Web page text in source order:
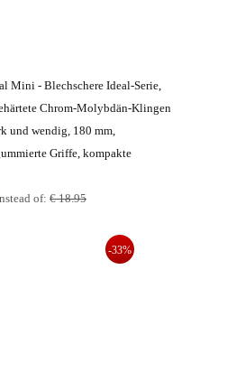
Mini - Blechschere Ideal-Serie,
Chrom-Molybdän-Klingen
und wendig, 180 mm,
Griffe, kompakte
of: € 18.95
-33%